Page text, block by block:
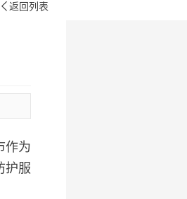
 返回列表
作为
护服